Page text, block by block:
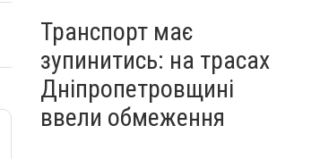
Транспорт має
зупинитись: на трасах
Дніпропетровщині
ввели обмеження